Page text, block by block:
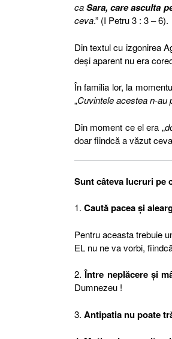
caSara, care asculta
ceva.” (I Petru 3 : 3 – 6).
Din textul cu izgonirea
deşi aparent nu era
În familia lor, la
„Cuvintele acestea n-au
Din moment ce el era „
doar fiindcă a văzut
Sunt câteva lucruri pe
1. Caută pacea şi
Pentru aceasta trebuie
EL nu ne va vorbi,
2.Între neplăcere şi
Dumnezeu !
3. Antipatia nu poate